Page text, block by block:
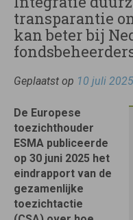
transparantie
kan beter bij
Geplaatst op 10 juli 2025
De Europese
toezichthouder
ESMA publiceerde
op 30 juni 2025 het
eindrapport van de
gezamenlijke
toezichtactie